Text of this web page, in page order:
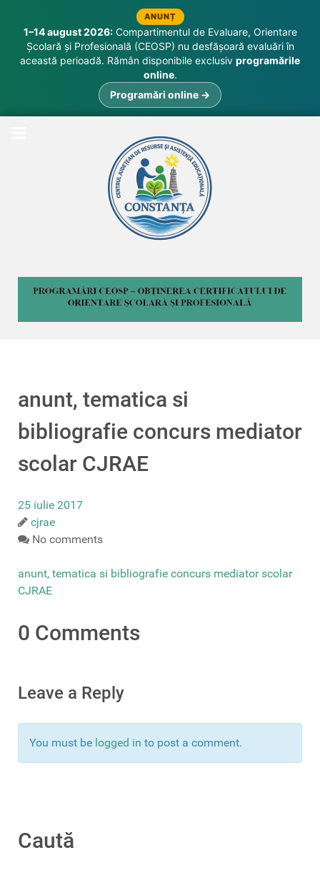
ANUNȚ
1–14 august 2026:Compartimentul de Evaluare, Orientare
Școlară și Profesională (CEOSP) nu desfășoară evaluări în
această perioadă. Rămân disponibile exclusiv programările
online.
Programări online →
anunt, tematica si
bibliografie concurs mediator
scolar CJRAE
25 iulie 2017
cjrae
No comments
anunt, tematica si bibliografie concurs mediator scolar
CJRAE
0 Comments
Leave a Reply
You must be logged in to post a comment.
Caută